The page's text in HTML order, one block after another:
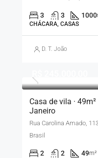
3 3 1000
CHÁCARA, CASAS
D. T. João
Casa de vila ·
Janeiro
Rua Carolina Amado,
Brasil
2 2 49m²